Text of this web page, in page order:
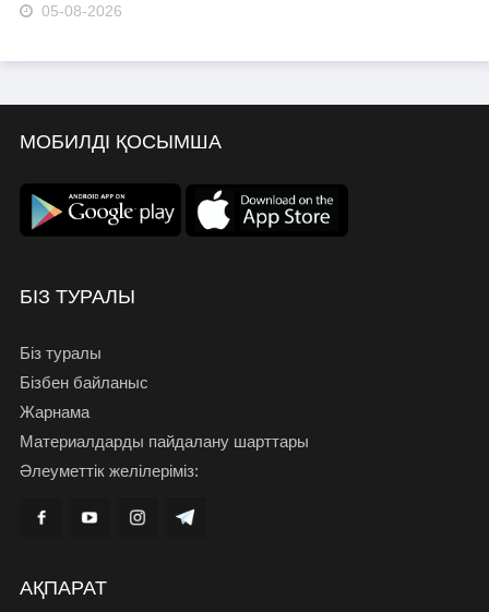
05-08-2026
МОБИЛДІ ҚОСЫМША
БІЗ ТУРАЛЫ
Біз туралы
Бізбен байланыс
Жарнама
Материалдарды пайдалану шарттары
Әлеуметтік желілеріміз:
АҚПАРАТ